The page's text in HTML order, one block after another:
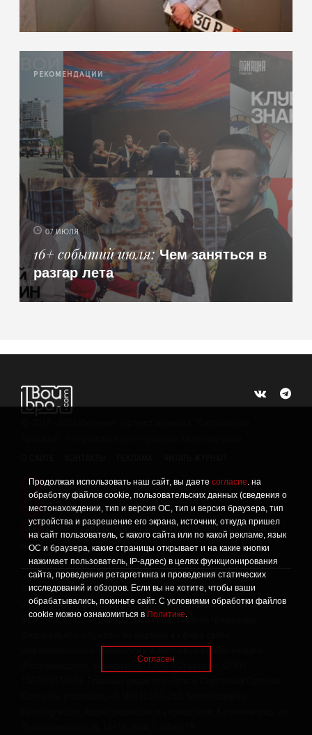
Продолжая использовать наш сайт, вы даете согласие. на
обработку файлов cookie, пользовательских данных (сведения о
местонахождении, тип и версия ОС, тип и версия браузера, тип
устройства и разрешение его экрана, источник, откуда пришел
на сайт пользователь, с какого сайта или по какой рекламе, язык
ОС и браузера, какие страницы открывает и на какие кнопки
нажимает пользователь, IP-адрес) в целях функционирования
сайта, проведения ретаргетинга и проведения статических
исследований и обзоров. Если вы не хотите, чтобы ваши
обрабатывались, покиньте сайт. С условиями обработки файлов
cookie можно ознакомиться в Политике.
Согласен
РЕКОМЕНДАЦИИ
07 ИЮЛЯ
16+ событий июля Чем заняться в
разгар лета
! Политика конфиденциальности
! Информация о проведении СОУТ
Данный сайт не предназначен для просмотра лицам
младше 16 лет.
Сетевое издание «Твой Бро», реестровая запись о
регистрации средства массовой информации: серия Эл №
ФС77-86309 от 17 ноября 2023 года, зарегистрировано